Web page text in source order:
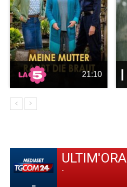
21:10
ULTIM'ORA
-